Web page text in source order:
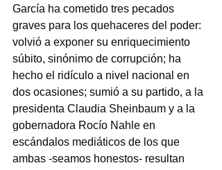
García ha cometido tres pecados
graves para los quehaceres del poder:
volvió a exponer su enriquecimiento
súbito, sinónimo de corrupción; ha
hecho el ridículo a nivel nacional en
dos ocasiones; sumió a su partido, a la
presidenta Claudia Sheinbaum y a la
gobernadora Rocío Nahle en
escándalos mediáticos de los que
ambas -seamos honestos- resultan